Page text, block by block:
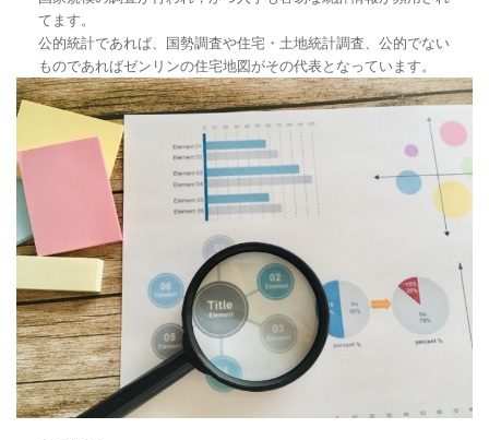
てます。
公的統計であれば、国勢調査や住宅・土地統計調査、公的でない
ものであればゼンリンの住宅地図がその代表となっています。